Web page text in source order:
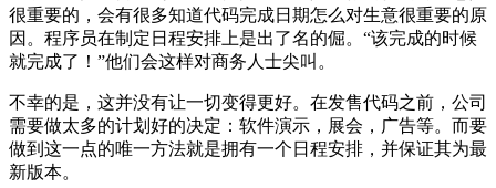
很重要的，会有很多知道代码完成日期怎么对生意很重要的原
因。程序员在制定日程安排上是出了名的倔。“该完成的时候
就完成了！”他们会这样对商务人士尖叫。
不幸的是，这并没有让一切变得更好。在发售代码之前，公司
需要做太多的计划好的决定：软件演示，展会，广告等。而要
做到这一点的唯一方法就是拥有一个日程安排，并保证其为最
新版本。